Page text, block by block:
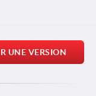
UNE VERSION